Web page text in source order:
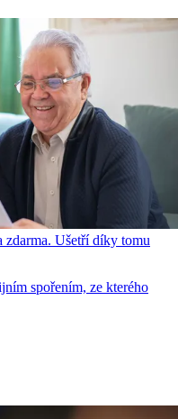
zdarma. Ušetří díky tomu
spořením, ze kterého